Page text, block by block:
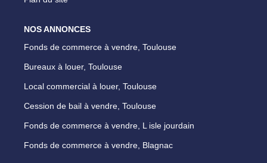
NOS ANNONCES
Fonds de commerce à vendre, Toulouse
Bureaux à louer, Toulouse
Local commercial à louer, Toulouse
Cession de bail à vendre, Toulouse
Fonds de commerce à vendre, L isle jourdain
Fonds de commerce à vendre, Blagnac